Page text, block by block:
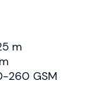
m
260 GSM